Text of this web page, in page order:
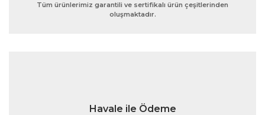
Tüm ürünlerimiz garantili ve sertifikalı ürün çeşitlerinden
oluşmaktadır.
Havale ile Ödeme